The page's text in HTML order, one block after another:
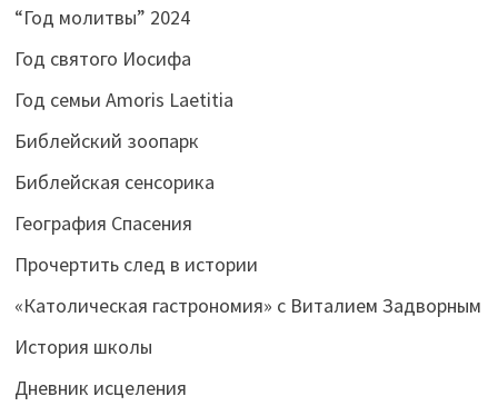
“Год молитвы” 2024
Год святого Иосифа
Год семьи Amoris Laetitia
Библейский зоопарк
Библейская сенсорика
География Спасения
Прочертить след в истории
«Католическая гастрономия» с Виталием Задворным
История школы
Дневник исцеления